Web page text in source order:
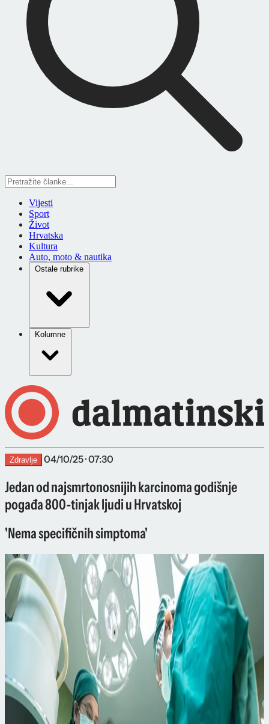
Vijesti
Sport
Život
Hrvatska
Kultura
Auto, moto & nautika
Ostale rubrike
Kolumne
Zdravlje 04/10/25 · 07:30
Jedan od najsmrtonosnijih karcinoma godišnje
pogađa 800-tinjak ljudi u Hrvatskoj
'Nema specifičnih simptoma'